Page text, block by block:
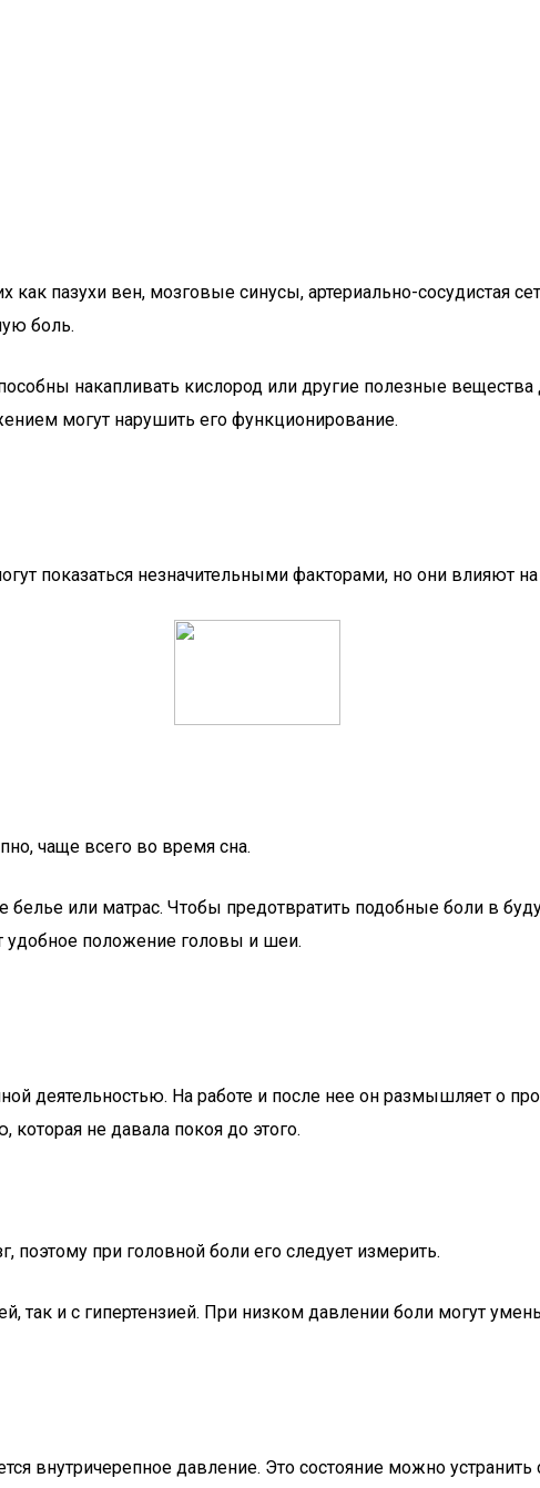
как пазухи вен, мозговые синусы, артериально-сосудистая
боль.
накапливать кислород или другие полезные
могут нарушить его функционирование.
показаться незначительными факторами, но они влияют
чаще всего во время сна.
или матрас. Чтобы предотвратить подобные боли в
удобное положение головы и шеи.
деятельностью. На работе и после нее он размышляет о
не давала покоя до этого.
поэтому при головной боли его следует измерить.
так и с гипертензией. При низком давлении боли могут
внутричерепное давление. Это состояние можно